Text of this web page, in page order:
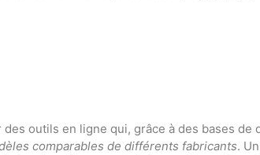
outils en ligne qui, grâce à des bases de
comparables de différents fabricants.